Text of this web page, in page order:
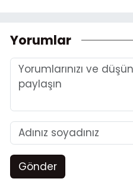
Yorumlar
Gönder